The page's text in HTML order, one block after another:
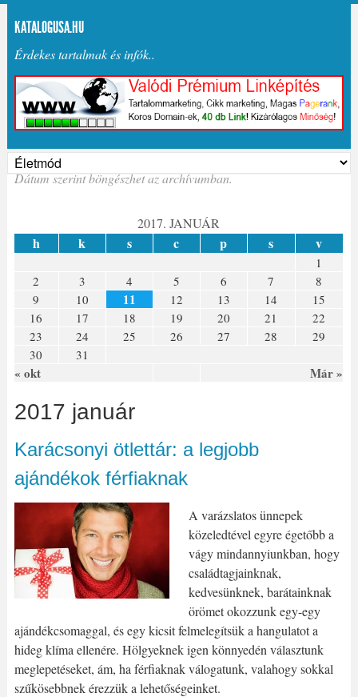
KATALOGUSA.HU
Érdekes tartalmak és infók..
Dátum szerint böngészhet az archívumban.
2017. JANUÁR
h k s c p s v
« okt Már »
1
2
3 4 5 6 7
8
9
10 11 12 13 14
15
16
17 18 19 20 21
22
23
24 25 26 27 28
29
30
31
2017 január
Karácsonyi ötlettár: a legjobb
ajándékok férfiaknak
A varázslatos ünnepek
közeledtével egyre égetőbb a
vágy mindannyiunkban, hogy
családtagjainknak,
kedvesünknek, barátainknak
örömet okozzunk egy-egy
ajándékcsomaggal, és egy kicsit felmelegítsük a hangulatot a
hideg klíma ellenére. Hölgyeknek igen könnyedén választunk
meglepetéseket, ám, ha férfiaknak válogatunk, valahogy sokkal
szűkösebbnek érezzük a lehetőségeinket.